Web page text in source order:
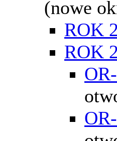
(nowe
ROK
ROK